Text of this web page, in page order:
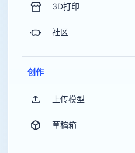
3D打印
社区
创作
上传模型
草稿箱